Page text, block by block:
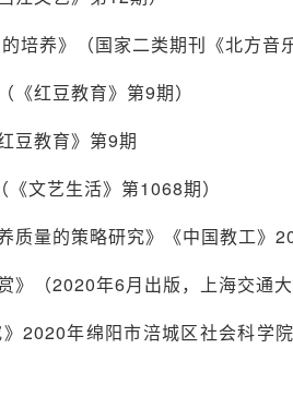
培养》（国家二类期刊《北方音
红豆教育》第9期）
豆教育》第9期
文艺生活》第1068期）
质量的策略研究》《中国教工》
》（2020年6月出版，上海交通
2020年绵阳市涪城区社会科学